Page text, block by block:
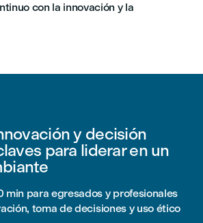
con la innovación y la
y decisión
para liderar en un
min para egresados y profesionales
toma de decisiones y uso ético